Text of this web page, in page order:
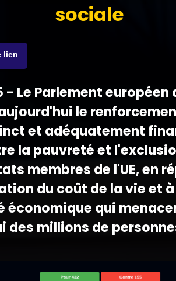
sociale
lien
- Le Parlement européen
le
et adéquatement
la pauvreté et
membres de l'UE, en
du coût de la vie et à
économique qui
des millions de